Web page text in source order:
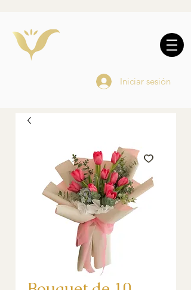
10% DE REGALO EN
ONLINE
Iniciar sesión